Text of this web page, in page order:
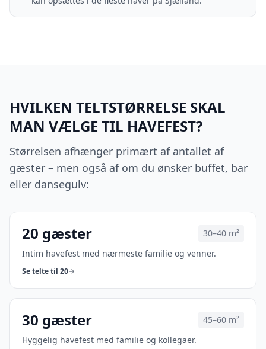
HVILKEN TELTSTØRRELSE SKAL
MAN VÆLGE TIL HAVEFEST?
Størrelsen afhænger primært af antallet af
gæster – men også af om du ønsker buffet, bar
eller dansegulv:
20 gæster
30–40 m²
Intim havefest med nærmeste familie og venner.
Se telte til 20
30 gæster
45–60 m²
Hyggelig havefest med familie og kollegaer.